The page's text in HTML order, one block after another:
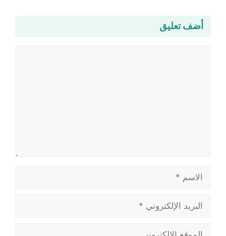
أضف تعليق
الإلكتروني